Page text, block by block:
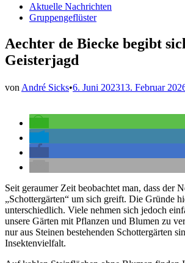
Veröffentlicht
Aktuelle Nachrichten
Gruppengeflüster
Aechter de Biecke begibt
Geisterjagd
von André Sicks•6. Juni 202313. Februar
Seit geraumer Zeit beobachtet man, dass der
„Schottergärten“ um sich greift. Die Gründe
unterschiedlich. Viele nehmen sich jedoch
unsere Gärten mit Pflanzen und Blumen zu
nur aus Steinen bestehenden Schottergärten
Insektenvielfalt.